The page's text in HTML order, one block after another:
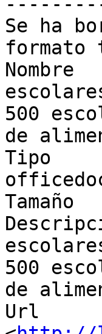
Se ha
500
de
Tipo
Tamaño
500
de
Url